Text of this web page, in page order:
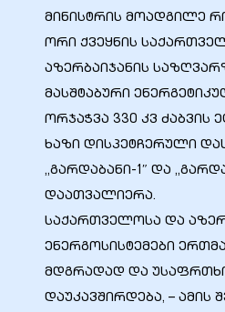
მინისტრის მოადგილე
ორი ქვეყნის
აზერბაიჯანის
მასშტაბური
ორჯაჭვა 330 კვ ძაბვის
ხაზი დისპეტჩერული
„გარდაბანი-1″ და
დაათვალიერა.
საქართველოსა და
ენერგოსისტემები
მდგრადად და
დაუკავშირდება, – ამის